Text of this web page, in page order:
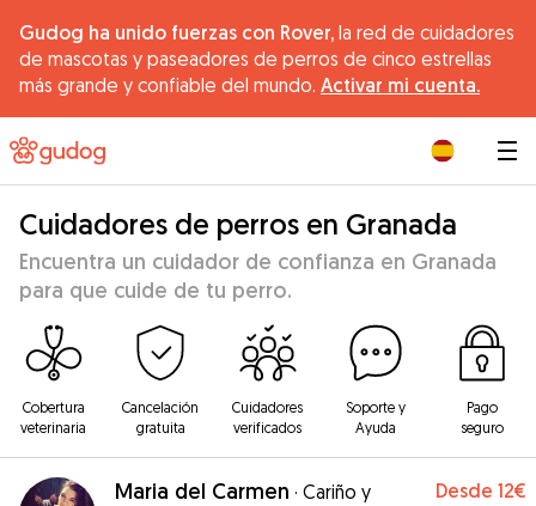
Gudog ha unido fuerzas con Rover, la red de cuidadores
de mascotas y paseadores de perros de cinco estrellas
más grande y confiable del mundo. Activar mi cuenta.
Cuidadores de perros en Granada
Encuentra un cuidador de confianza en Granada
para que cuide de tu perro.
Cobertura
veterinaria
Cancelación
gratuita
Cuidadores
verificados
Soporte y
Ayuda
Pago
seguro
Maria del Carmen · Cariño y
Desde 12€